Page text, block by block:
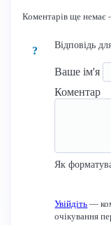
Коментарів ще
?
Відповідь
Ваше ім'я
Коментар
Як
Увійдіть —
очікування